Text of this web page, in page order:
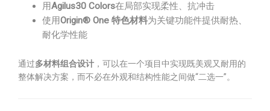
用Agilus30 Colors在局部实现柔性、抗冲击
使用Origin® One 特色材料为关键功能件提供耐热、
耐化学性能
通过多材料组合设计 ，可以在一个项目中实现既美观又耐用的
整体解决方案，而不必在外观和结构性能之间做“二选一”。